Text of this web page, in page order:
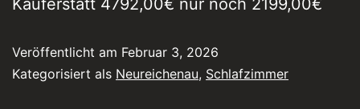
Käuferstatt 4792,00€ nur noch 2199,00€
Veröffentlicht am Februar 3, 2026
Kategorisiert als Neureichenau, Schlafzimmer